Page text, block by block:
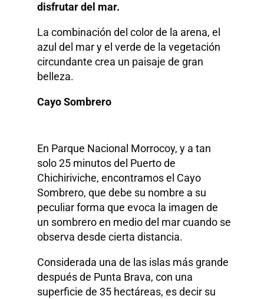
disfrutar del mar.
La combinación del color de la arena, el
azul del mar y el verde de la vegetación
circundante crea un paisaje de gran
belleza.
Cayo Sombrero
En Parque Nacional Morrocoy, y a tan
solo 25 minutos del Puerto de
Chichiriviche, encontramos el Cayo
Sombrero, que debe su nombre a su
peculiar forma que evoca la imagen de
un sombrero en medio del mar cuando se
observa desde cierta distancia.
Considerada una de las islas más grande
después de Punta Brava, con una
superficie de 35 hectáreas, es decir su